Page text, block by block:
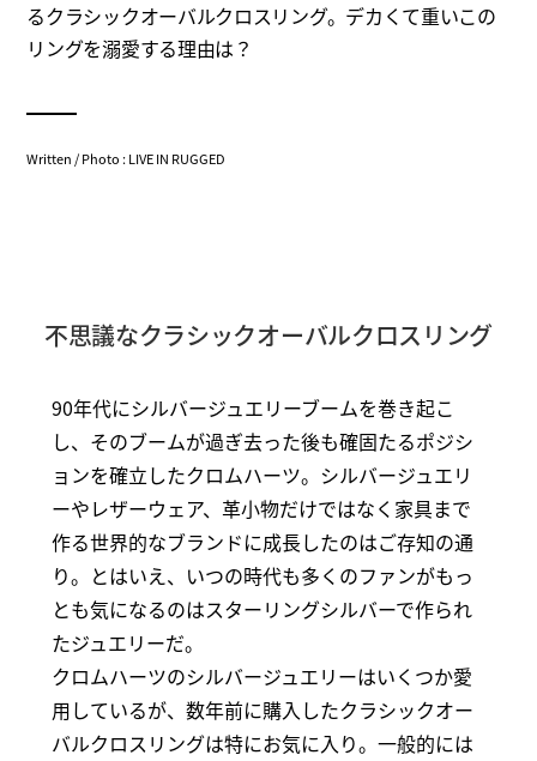
るクラシックオーバルクロスリング。デカくて重いこの
リングを溺愛する理由は？
Written / Photo : LIVE IN RUGGED
不思議なクラシックオーバルクロスリング
90年代にシルバージュエリーブームを巻き起こ
し、そのブームが過ぎ去った後も確固たるポジシ
ョンを確立したクロムハーツ。シルバージュエリ
ーやレザーウェア、革小物だけではなく家具まで
作る世界的なブランドに成長したのはご存知の通
り。とはいえ、いつの時代も多くのファンがもっ
とも気になるのはスターリングシルバーで作られ
たジュエリーだ。
クロムハーツのシルバージュエリーはいくつか愛
用しているが、数年前に購入したクラシックオー
バルクロスリングは特にお気に入り。一般的には